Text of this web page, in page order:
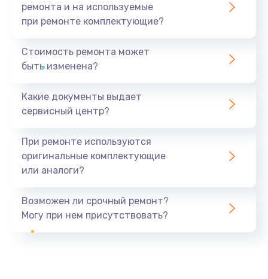
ремонта и на используемые
при ремонте комплектующие?
Стоимость ремонта может
быть изменена?
Какие документы выдает
сервисный центр?
При ремонте используются
оригинальные комплектующие
или аналоги?
Возможен ли срочный ремонт?
Могу при нем присутствовать?